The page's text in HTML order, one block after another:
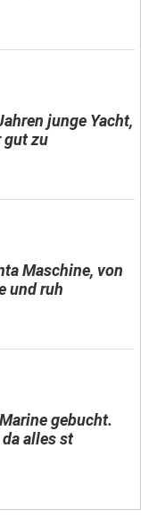
junge Yacht,
gut zu
Maschine, von
und ruh
gebucht.
alles st